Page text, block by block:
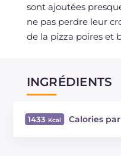
sont ajoutées
ne pas perdre leur
de la pizza poires et
INGRÉDIENTS
1433 Calories